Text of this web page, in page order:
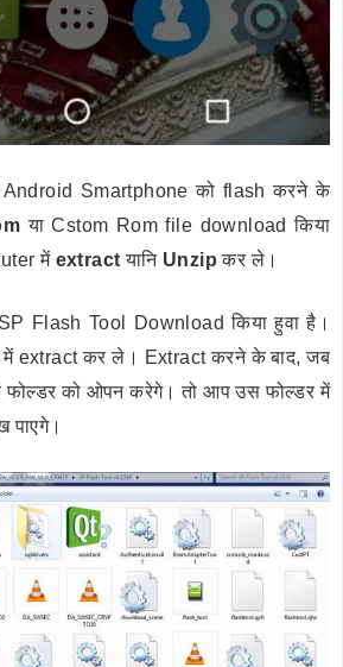
Smartphone को flash करने के
या Cstom Rom file download किया
में extract यानि Unzip कर ले।
Flash Tool Download किया हुवा है।
extract कर ले। Extract करने के बाद, जब
को ओपन करेगे। तो आप उस फोल्डर में
पाएगे।